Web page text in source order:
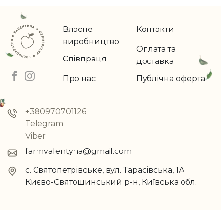
Власне
виробництво
Співпраця
Про нас
Контакти
Оплата та
доставка
Публічна оферта
+380970701126
Telegram
Viber
farmvalentyna@gmail.com
с. Святопетрівське, вул. Тарасівська, 1А
Києво-Святошинський р-н, Київська обл.